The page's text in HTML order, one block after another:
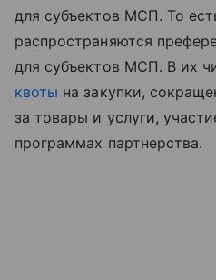
для субъектов МСП. То
распространяются
для субъектов МСП. В их
квоты на закупки,
за товары и услуги,
программах партнерства.